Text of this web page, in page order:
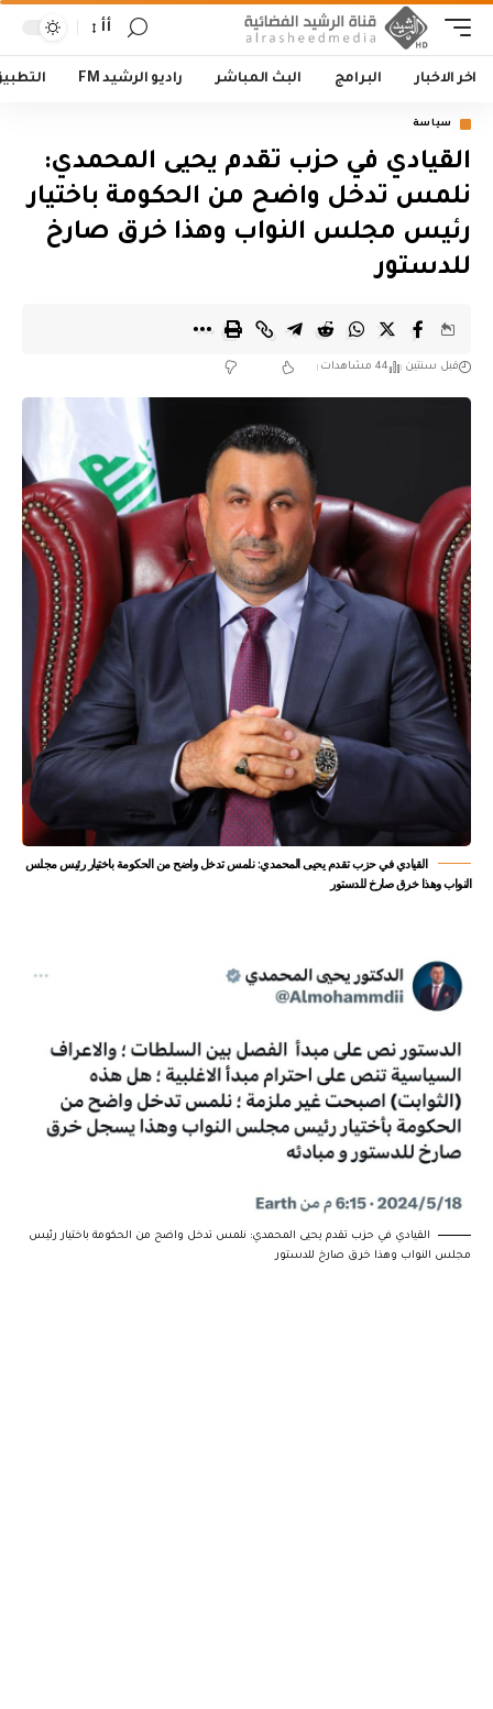
أأ
اخر الاخبار البرامج البث المباشر راديو الرشيد FM
سياسة
القيادي في حزب تقدم يحيى المحمدي:
نلمس تدخل واضح من الحكومة باختيار
رئيس مجلس النواب وهذا خرق صارخ
للدستور
قبل سنتين 44 مشاهدات
القيادي في حزب تقدم يحيى المحمدي: نلمس تدخل واضح من الحكومة باختيار رئيس مجلس
النواب وهذا خرق صارخ للدستور
القيادي في حزب تقدم يحيى المحمدي: نلمس تدخل واضح من الحكومة باختيار رئيس
مجلس النواب وهذا خرق صارخ للدستور